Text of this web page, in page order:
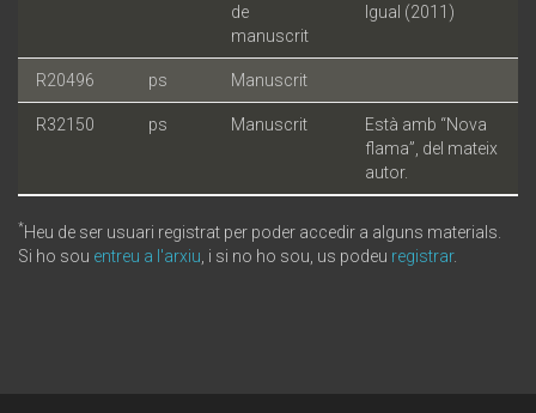
de
manuscrit
Igual (2011)
R20496 ps Manuscrit
R32150 ps Manuscrit
Està amb “Nova
flama”, del mateix
autor.
*Heu de ser usuari registrat per poder accedir a alguns materials.
Si ho sou entreu a l'arxiu , i si no ho sou, us podeu registrar.